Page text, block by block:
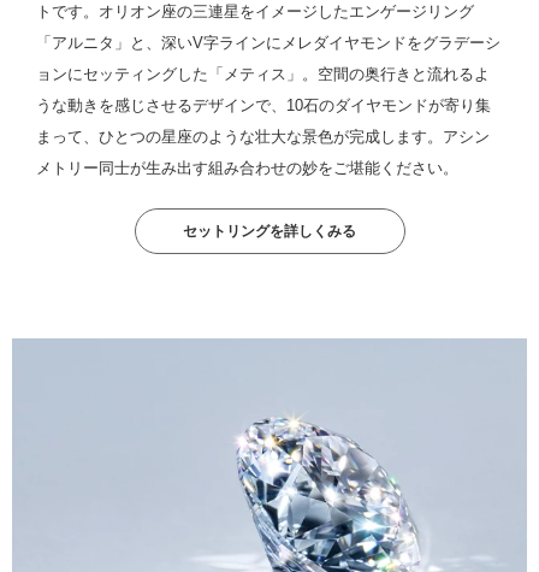
トです。オリオン座の三連星をイメージしたエンゲージリング
「アルニタ」と、深いV字ラインにメレダイヤモンドをグラデーシ
ョンにセッティングした「メティス」。空間の奥行きと流れるよ
うな動きを感じさせるデザインで、10石のダイヤモンドが寄り集
まって、ひとつの星座のような壮大な景色が完成します。アシン
メトリー同士が生み出す組み合わせの妙をご堪能ください。
セットリングを詳しくみる